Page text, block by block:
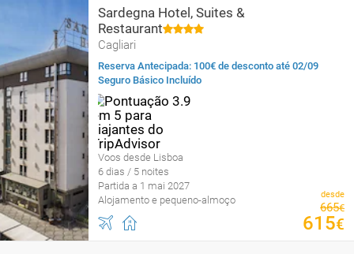
Sardegna Hotel, Suites &
Restaurant
Cagliari
Reserva Antecipada: 100€ de desconto até 02/09
Seguro Básico Incluído
Voos desde Lisboa
6 dias / 5 noites
Partida a 1 mai 2027
Alojamento e pequeno-almoço
desde
665€
615€